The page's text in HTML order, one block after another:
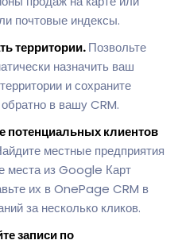
почтовые индексы.
территории.Позвольте
назначить ваш
и сохраните
в вашу CRM.
потенциальных клиентов
местные предприятия
места из Google Карт
их в OnePage CRM в
за несколько кликов.
записи по